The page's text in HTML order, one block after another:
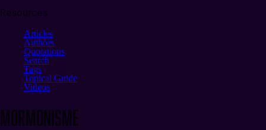
Articles
Authors
Quotations
Search
Tags
Topical Guide
Videos
mormonisme